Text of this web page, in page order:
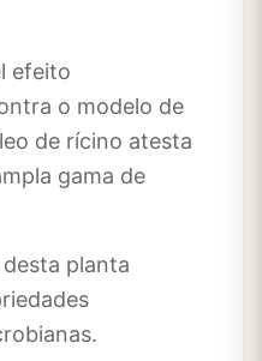
efeito
o modelo de
de rícino atesta
gama de
planta